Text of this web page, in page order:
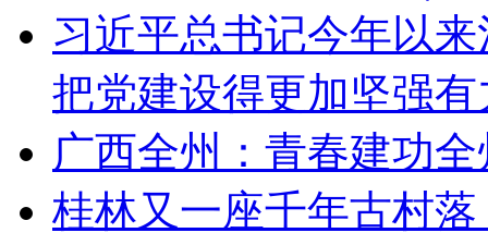
习近平总书记今年以
把党建设得更加坚强有
广西全州：青春建功
桂林又一座千年古村